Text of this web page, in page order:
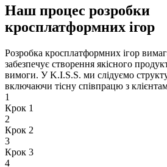
Наш процес розробки
кросплатформних ігор
Розробка кросплатформних ігор
забезпечує створення якісного
вимоги. У K.I.S.S. ми слідуємо
включаючи тісну співпрацю з
1
Крок 1
2
Крок 2
3
Крок 3
4